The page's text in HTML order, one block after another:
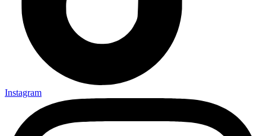
Instagram